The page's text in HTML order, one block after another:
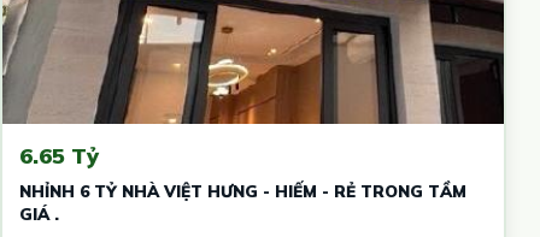
6.65 Tỷ
NHỈNH 6 TỶ NHÀ VIỆT HƯNG - HIẾM - RẺ TRONG TẦM
GIÁ .